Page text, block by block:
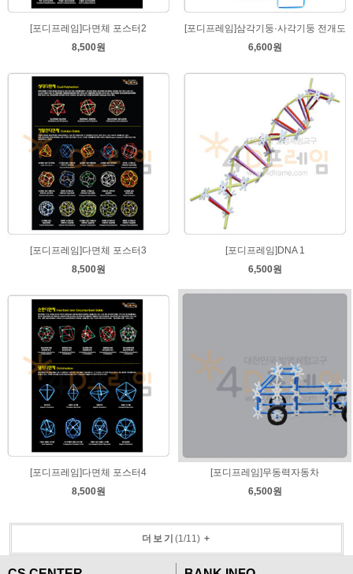
[포디프레임]다면체 포스터2
8,500원
[포디프레임]삼각기둥·사각기둥 전개도
6,600원
[포디프레임]다면체 포스터3
8,500원
[포디프레임]DNA 1
6,500원
[포디프레임]다면체 포스터4
8,500원
[포디프레임]무동력자동차
6,500원
더보기 (1/11) +